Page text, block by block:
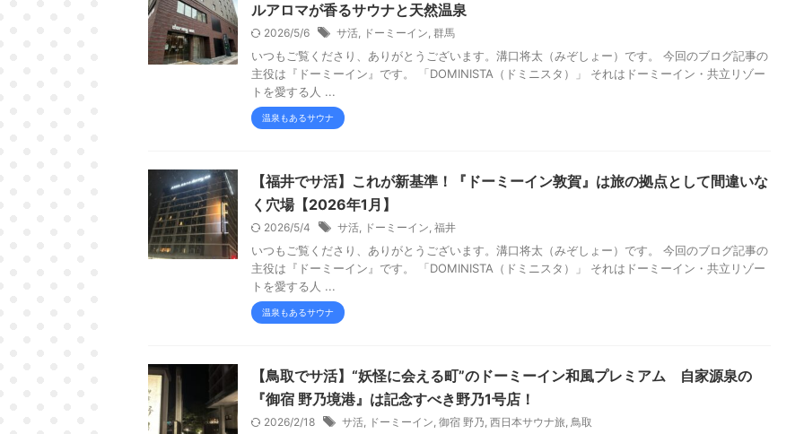
ルアロマが香るサウナと天然温泉
2026/5/6 サ活, ドーミーイン, 群馬
いつもご覧くださり、ありがとうございます。溝口将太（みぞしょー）です。 今回のブログ記事の
主役は『ドーミーイン』です。 「DOMINISTA（ドミニスタ）」 それはドーミーイン・共立リゾー
トを愛する人 ...
温泉もあるサウナ
【福井でサ活】これが新基準！『ドーミーイン敦賀』は旅の拠点として間違いな
く穴場【2026年1月】
2026/5/4 サ活, ドーミーイン, 福井
いつもご覧くださり、ありがとうございます。溝口将太（みぞしょー）です。 今回のブログ記事の
主役は『ドーミーイン』です。 「DOMINISTA（ドミニスタ）」 それはドーミーイン・共立リゾー
トを愛する人 ...
温泉もあるサウナ
【鳥取でサ活】“妖怪に会える町”のドーミーイン和風プレミアム 自家源泉の
『御宿 野乃境港』は記念すべき野乃1号店！
2026/2/18 サ活, ドーミーイン, 御宿 野乃, 西日本サウナ旅, 鳥取